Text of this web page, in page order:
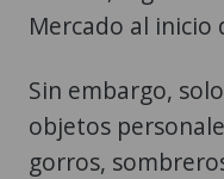
Mercado al inicio
Sin embargo,
objetos
gorros,